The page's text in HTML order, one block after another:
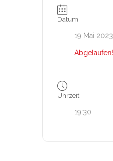
Datum
19 Mai 2023
Abgelaufen!
Uhrzeit
19:30